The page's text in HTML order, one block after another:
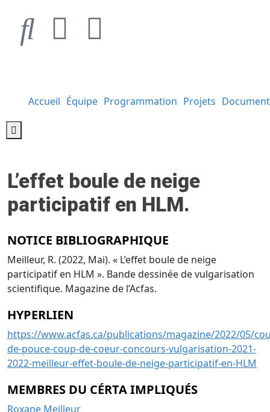
Accueil Équipe Programmation Projets
Hamburger Toggle Menu
L’effet boule de neige
participatif en HLM.
NOTICE BIBLIOGRAPHIQUE
Meilleur, R. (2022, Mai). « L’effet boule de neige
participatif en HLM ». Bande dessinée de vulgarisation
scientifique. Magazine de l’Acfas.
HYPERLIEN
https://www.acfas.ca/publications/magazine/2022/05/
de-pouce-coup-de-coeur-concours-vulgarisation-2021-
2022-meilleur-effet-boule-de-neige-participatif-en-HLM
MEMBRES DU CÉRTA IMPLIQUÉS
Roxane Meilleur